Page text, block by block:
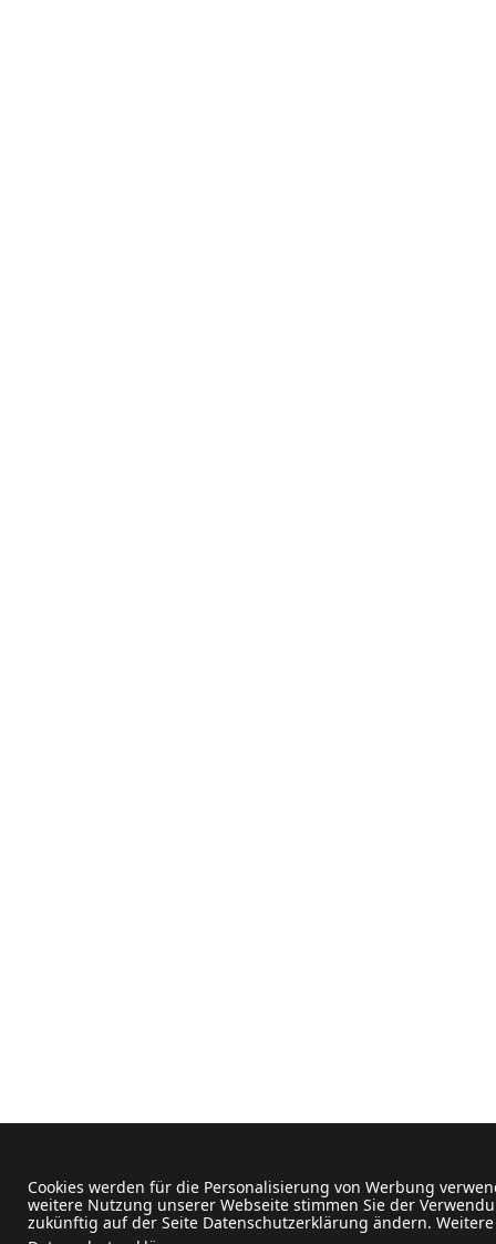
Cookies werden für die Personalisierung von Werbung
weitere Nutzung unserer Webseite stimmen Sie der
zukünftig auf der Seite Datenschutzerklärung ändern.